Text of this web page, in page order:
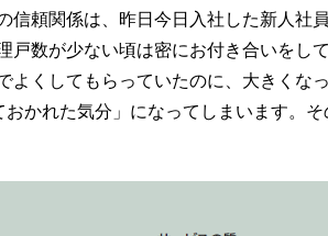
頼関係は、昨日今日入社した新人社
数が少ない頃は密にお付き合いをし
よくしてもらっていたのに、大きくな
かれた気分」になってしまいます。